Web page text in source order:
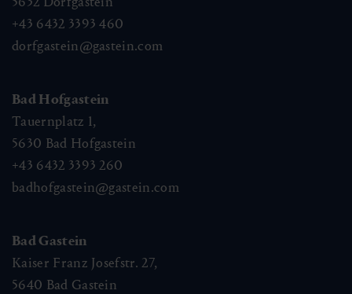
+43 6432 3393 460
dorfgastein@gastein.com
Bad Hofgastein
Tauernplatz 1,
5630 Bad Hofgastein
+43 6432 3393 260
badhofgastein@gastein.com
Bad Gastein
Kaiser Franz Josefstr. 27,
5640 Bad Gastein